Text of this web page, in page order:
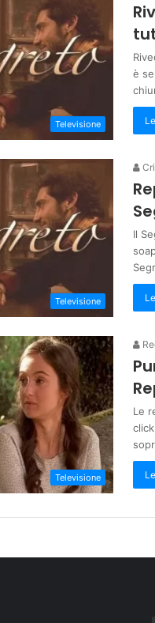
Televisione
è
Televisione
Il
Televisione
Le